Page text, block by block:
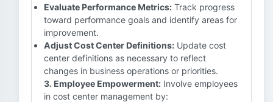
Evaluate Performance Metrics: Track progress
toward performance goals and identify areas for
improvement.
Adjust Cost Center Definitions: Update cost
center definitions as necessary to reflect
changes in business operations or priorities.
3. Employee Empowerment: Involve employees
in cost center management by: